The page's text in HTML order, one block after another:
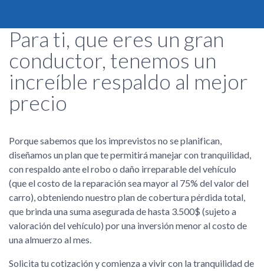
Para ti, que eres un gran
conductor, tenemos un
increíble respaldo al mejor
precio
Porque sabemos que los imprevistos no se planifican,
diseñamos un plan que te permitirá manejar con tranquilidad,
con respaldo ante el robo o daño irreparable del vehículo
(que el costo de la reparación sea mayor al 75% del valor del
carro), obteniendo nuestro plan de cobertura pérdida total,
que brinda una suma asegurada de hasta 3.500$ (sujeto a
valoración del vehículo) por una inversión menor al costo de
una almuerzo al mes.
Solicita tu cotización y comienza a vivir con la tranquilidad de